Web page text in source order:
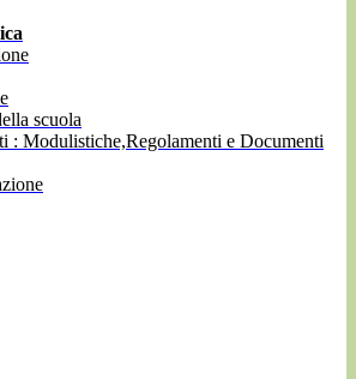
scuola
: Modulistiche,Regolamenti e Documenti